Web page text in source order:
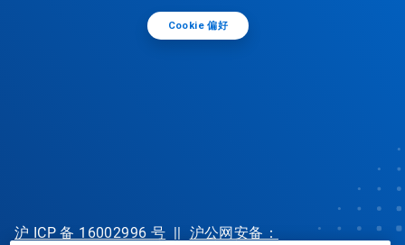
Cookie 偏好
沪 ICP 备 16002996 号 || 沪公网安备：